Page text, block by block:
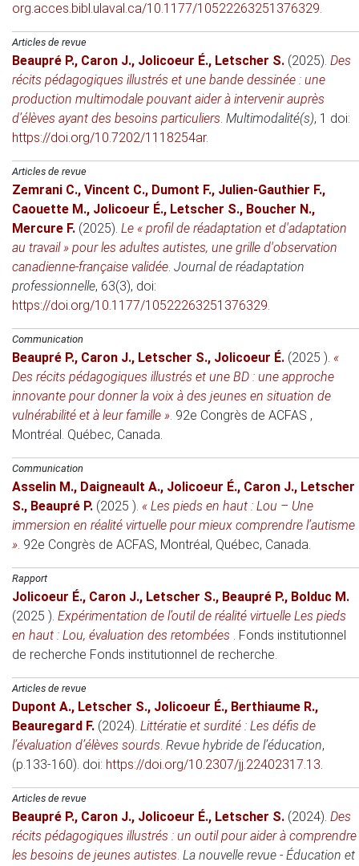
org.acces.bibl.ulaval.ca/10.1177/10522263251376329.
Articles de revue
Beaupré P., Caron J., Jolicoeur É., Letscher S. (2025). Des
récits pédagogiques illustrés et une bande dessinée : une
production multimodale pouvant aider à intervenir auprès
d’élèves ayant des besoins particuliers. Multimodalité(s), 1 doi:
https://doi.org/10.7202/1118254ar.
Articles de revue
Zemrani C., Vincent C., Dumont F., Julien-Gauthier F.,
Caouette M., Jolicoeur É., Letscher S., Boucher N.,
Mercure F. (2025). Le « profil de réadaptation et d'adaptation
au travail » pour les adultes autistes, une grille d'observation
canadienne-française validée. Journal de réadaptation
professionnelle, 63(3), doi:
https://doi.org/10.1177/10522263251376329.
Communication
Beaupré P., Caron J., Letscher S., Jolicoeur É. (2025 ). «
Des récits pédagogiques illustrés et une BD : une approche
innovante pour donner la voix à des jeunes en situation de
vulnérabilité et à leur famille ». 92e Congrès de ACFAS ,
Montréal. Québec, Canada.
Communication
Asselin M., Daigneault A., Jolicoeur É., Caron J., Letscher
S., Beaupré P. (2025 ). « Les pieds en haut : Lou – Une
immersion en réalité virtuelle pour mieux comprendre l’autisme
». 92e Congrès de ACFAS, Montréal, Québec, Canada.
Rapport
Jolicoeur É., Caron J., Letscher S., Beaupré P., Bolduc M.
(2025 ). Expérimentation de l’outil de réalité virtuelle Les pieds
en haut : Lou, évaluation des retombées . Fonds institutionnel
de recherche Fonds institutionnel de recherche.
Articles de revue
Dupont A., Letscher S., Jolicoeur É., Berthiaume R.,
Beauregard F. (2024). Littératie et surdité : Les défis de
l’évaluation d’élèves sourds. Revue hybride de l’éducation,
(p.133-160). doi: https://doi.org/10.2307/jj.22402317.13.
Articles de revue
Beaupré P., Caron J., Jolicoeur É., Letscher S. (2024). Des
récits pédagogiques illustrés : un outil pour aider à comprendre
les besoins de jeunes autistes. La nouvelle revue - Éducation et